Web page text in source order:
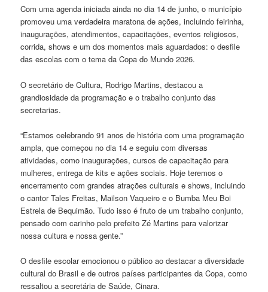
Com uma agenda iniciada ainda no dia 14 de junho, o município
promoveu uma verdadeira maratona de ações, incluindo feirinha,
inaugurações, atendimentos, capacitações, eventos religiosos,
corrida, shows e um dos momentos mais aguardados: o desfile
das escolas com o tema da Copa do Mundo 2026.
O secretário de Cultura, Rodrigo Martins, destacou a
grandiosidade da programação e o trabalho conjunto das
secretarias.
“Estamos celebrando 91 anos de história com uma programação
ampla, que começou no dia 14 e seguiu com diversas
atividades, como inaugurações, cursos de capacitação para
mulheres, entrega de kits e ações sociais. Hoje teremos o
encerramento com grandes atrações culturais e shows, incluindo
o cantor Tales Freitas, Mailson Vaqueiro e o Bumba Meu Boi
Estrela de Bequimão. Tudo isso é fruto de um trabalho conjunto,
pensado com carinho pelo prefeito Zé Martins para valorizar
nossa cultura e nossa gente.”
O desfile escolar emocionou o público ao destacar a diversidade
cultural do Brasil e de outros países participantes da Copa, como
ressaltou a secretária de Saúde, Cinara.